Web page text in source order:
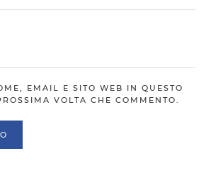
EMAIL E SITO WEB IN QUESTO
VOLTA CHE COMMENTO.